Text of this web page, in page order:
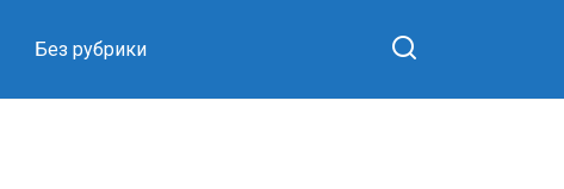
Без рубрики